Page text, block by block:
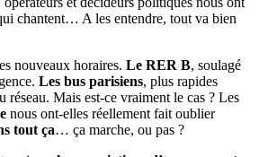
chantent… A les entendre, tout va bien
nouveaux horaires. Le RER B, soulagé
Les bus parisiens, plus rapides
réseau. Mais est-ce vraiment le cas ? Les
nous ont-elles réellement fait oublier
tout ça… ça marche, ou pas ?